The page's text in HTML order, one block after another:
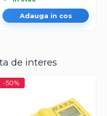
Adauga in cos
de interes
-50%